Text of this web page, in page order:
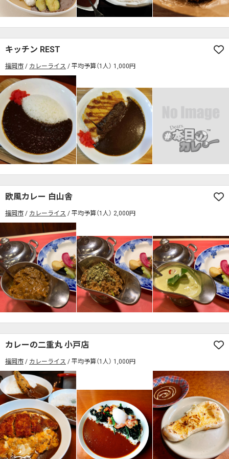
キッチン REST
福岡市 カレーライス 平均予算（1人） 1,000円
欧風カレー 白山舎
福岡市 カレーライス 平均予算（1人） 2,000円
カレーの二重丸 小戸店
福岡市 カレーライス 平均予算（1人） 1,000円